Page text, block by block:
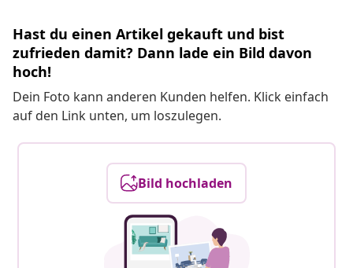
Hast du einen Artikel gekauft und bist
zufrieden damit? Dann lade ein Bild davon
hoch!
Dein Foto kann anderen Kunden helfen. Klick einfach
auf den Link unten, um loszulegen.
Bild hochladen